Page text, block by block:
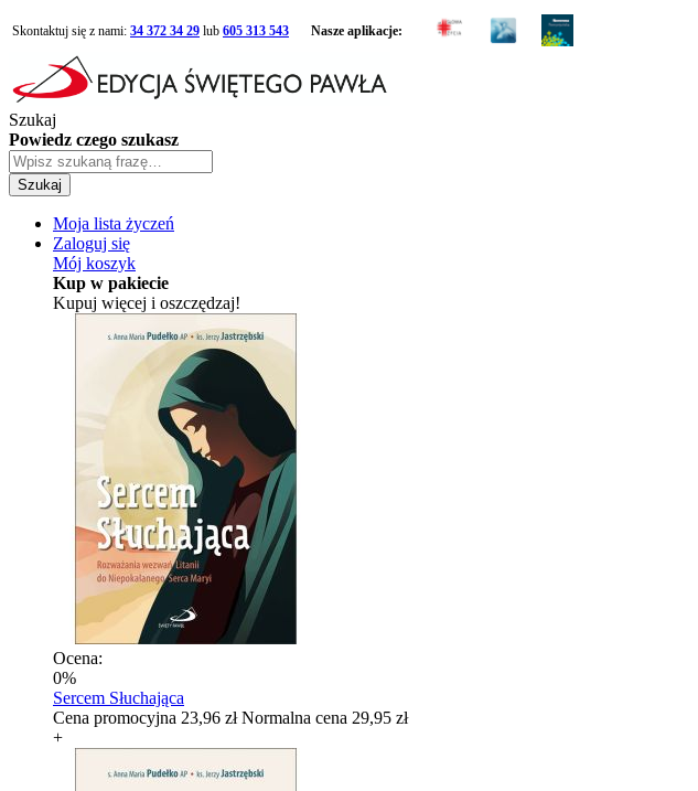
Skontaktuj się z nami: 34 372 34 29 lub 605 313 543 Nasze aplikacje:
Szukaj
Powiedz czego szukasz
Szukaj
Moja lista życzeń
Zaloguj się
Mój koszyk
Kup w pakiecie
Kupuj więcej i oszczędzaj!
Ocena:
0%
Sercem Słuchająca
Cena promocyjna 23,96 zł Normalna cena 29,95 zł
+